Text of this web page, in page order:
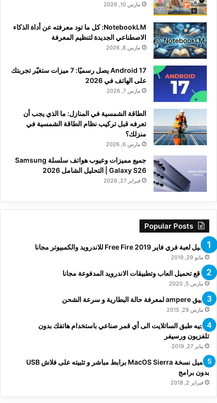
مارس 10, 2026
NotebookLM: كل ما تود معرفته عن أداة الذكاء
الاصطناعي الجديدة لتنظيم المعرفة
مارس 8, 2026
Android 17 يصل رسميًا: 7 ميزات ستغيّر تجربتك
على الهاتف في 2026
مارس 7, 2026
الطاقة الشمسية في المنازل: ما الذي يجب أن
تعرفه قبل تركيب نظام الطاقة الشمسية في
منزلك؟
مارس 6, 2026
جميع مميزات وعيوب هواتف سلسلة Samsung
Galaxy S26 | التحليل الشامل 2026
فبراير 27, 2026
Popular Posts
تحميل لعبة فري فاير Free Fire 2019 للاندرويد والكمبيوتر مجانا
مايو 29, 2019
مواقع تحميل العاب وتطبيقات الاندرويد المدفوعة مجانا
مارس 5, 2020
تطبيق ampere لمعرفة حالة البطارية و سرعة الشحن
مارس 29, 2015
توجيه طبق الساتلايت الى أي قمر صناعي باستخدام هاتفك بدون
تلفزيون ورسيفر
يناير 27, 2019
تحميل نسخة MacOS Sierra برابط مباشر و تثبيته على فلاش USB
بدون برامج
فبراير 2, 2018